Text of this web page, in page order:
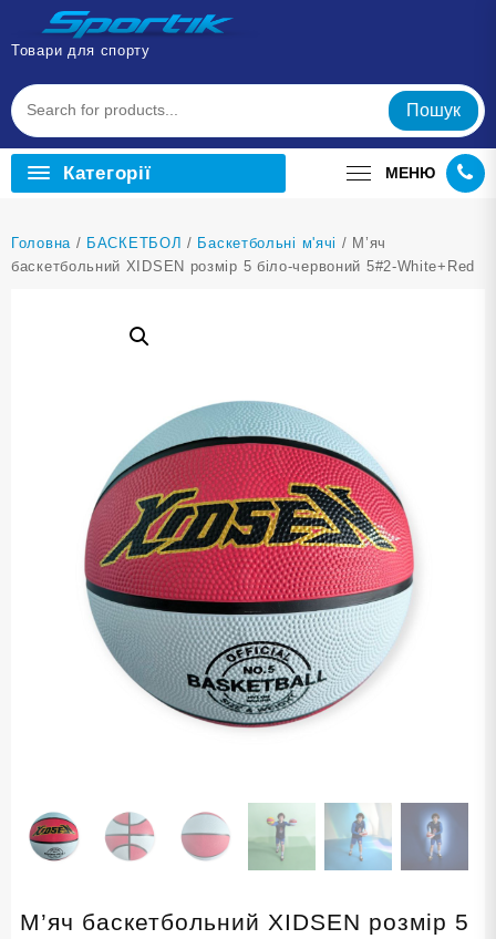
Перейти
вмісту
Товари для спорту
Пошук
Категорії МЕНЮ
Головна / БАСКЕТБОЛ / Баскетбольні м'ячі / М’яч
баскетбольний XIDSEN розмір 5 біло-червоний 5#2-White+Red
М’яч баскетбольний XIDSEN розмір 5